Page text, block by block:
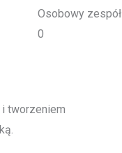
Osobowy zespół
0
tworzeniem